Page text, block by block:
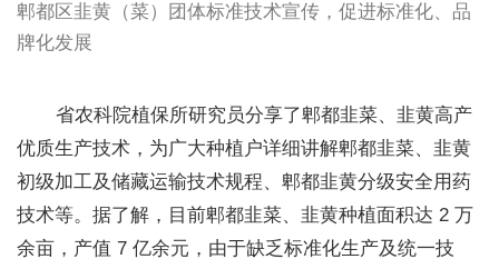
郫都区韭黄（菜）团体标准技术宣传，促进标准化、品
牌化发展
省农科院植保所研究员分享了郫都韭菜、韭黄高产
优质生产技术，为广大种植户详细讲解郫都韭菜、韭黄
初级加工及储藏运输技术规程、郫都韭黄分级安全用药
技术等。据了解，目前郫都韭菜、韭黄种植面积达 2 万
余亩，产值 7 亿余元，由于缺乏标准化生产及统一技